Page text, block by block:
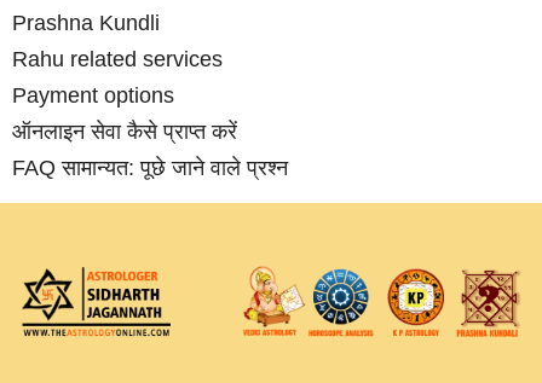
Prashna Kundli
Rahu related services
Payment options
ऑनलाइन सेवा कैसे प्राप्‍त करें
FAQ सामान्‍यत: पूछे जाने वाले प्रश्‍न